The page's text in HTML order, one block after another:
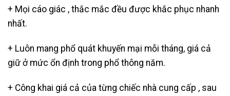
+ Mọi cáo giác , thắc mắc đều được khắc phục nhanh
nhất.
+ Luôn mang phổ quát khuyến mại mỗi tháng, giá cả
giữ ở mức ổn định trong phổ thông năm.
+ Công khai giá cả của từng chiếc nhà cung cấp , sau